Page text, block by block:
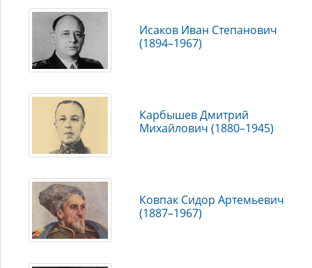
Исаков Иван Степанович
(1894–1967)
Карбышев Дмитрий
Михайлович (1880–1945)
Ковпак Сидор Артемьевич
(1887–1967)